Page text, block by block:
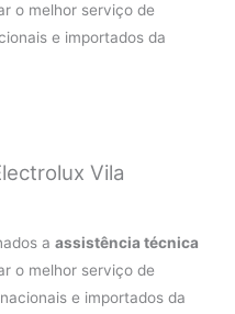
o melhor serviço de
e importados da
Vila
aassistência técnica
o melhor serviço de
e importados da